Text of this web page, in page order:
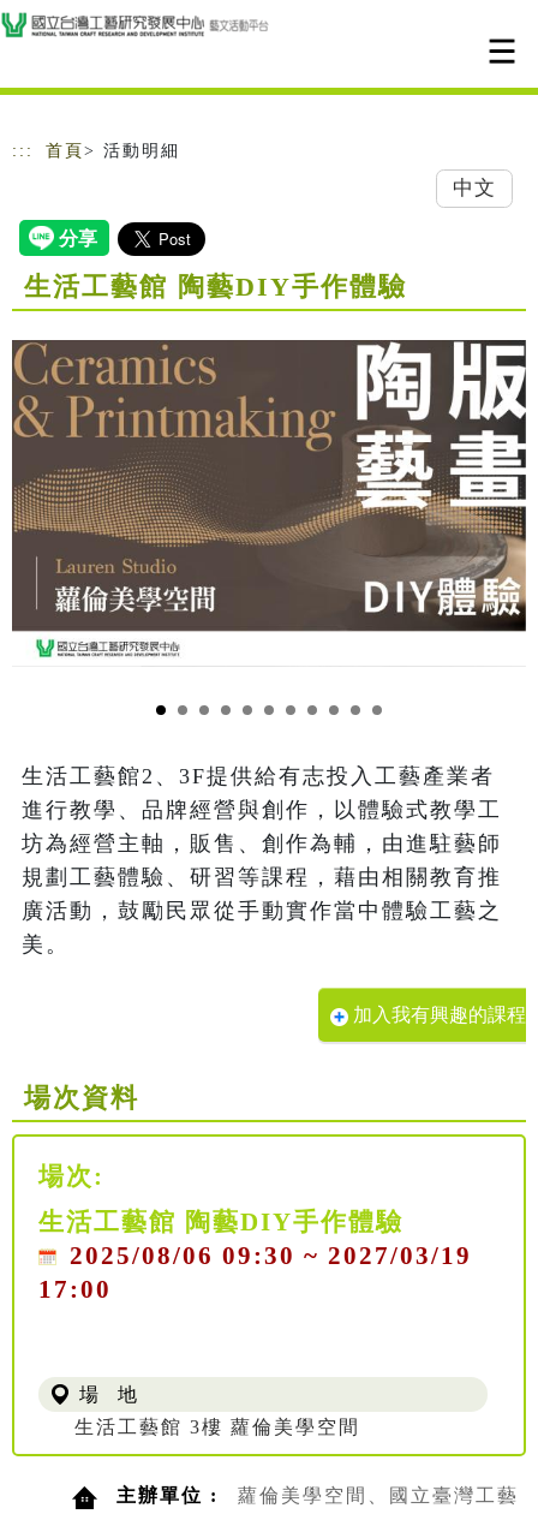
跳到主要內容
網站導覽
::: 首頁 > 活動明細
中文
生活工藝館 陶藝DIY手作體驗
生活工藝館2、3F提供給有志投入工藝產業者
進行教學、品牌經營與創作，以體驗式教學工
坊為經營主軸，販售、創作為輔，由進駐藝師
規劃工藝體驗、研習等課程，藉由相關教育推
廣活動，鼓勵民眾從手動實作當中體驗工藝之
美。
加入我有興趣的課程
場次資料
場次:
生活工藝館 陶藝DIY手作體驗
2025/08/06 09:30 ~ 2027/03/19
17:00
場 地
生活工藝館 3樓 蘿倫美學空間
主辦單位 :
蘿倫美學空間、國立臺灣工藝